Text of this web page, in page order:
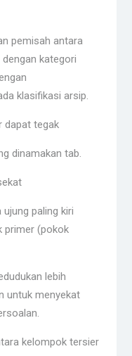
pemisah antara
kategori
klasifikasi arsip.
dapat tegak
dinamakan tab.
paling kiri
primer (pokok
lebih
untuk menyekat
kelompok tersier